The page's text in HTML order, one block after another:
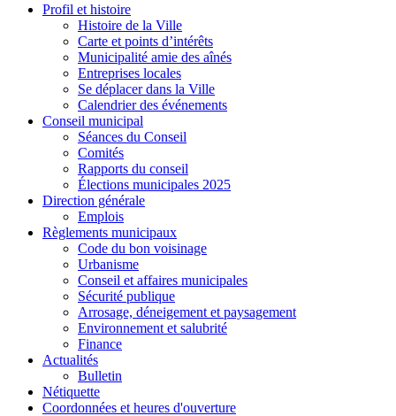
Profil et histoire
Histoire de la Ville
Carte et points d’intérêts
Municipalité amie des aînés
Entreprises locales
Se déplacer dans la Ville
Calendrier des événements
Conseil municipal
Séances du Conseil
Comités
Rapports du conseil
Élections municipales 2025
Direction générale
Emplois
Règlements municipaux
Code du bon voisinage
Urbanisme
Conseil et affaires municipales
Sécurité publique
Arrosage, déneigement et paysagement
Environnement et salubrité
Finance
Actualités
Bulletin
Nétiquette
Coordonnées et heures d'ouverture